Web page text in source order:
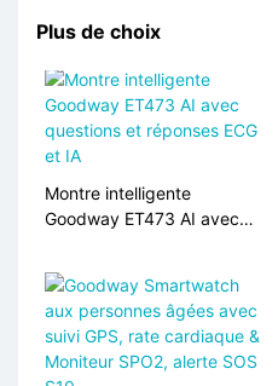
Plus de choix
Montre intelligente
Goodway ET473 AI avec
et IA